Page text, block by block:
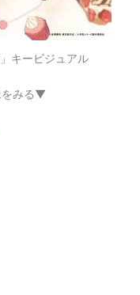
キービジュアル
をみる▼